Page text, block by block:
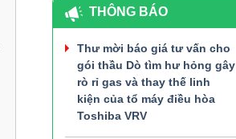
THÔNG BÁO
Thư mời báo giá tư vấn cho
gói thầu Dò tìm hư hỏng gây
rò rỉ gas và thay thế linh
kiện của tổ máy điều hòa
Toshiba VRV